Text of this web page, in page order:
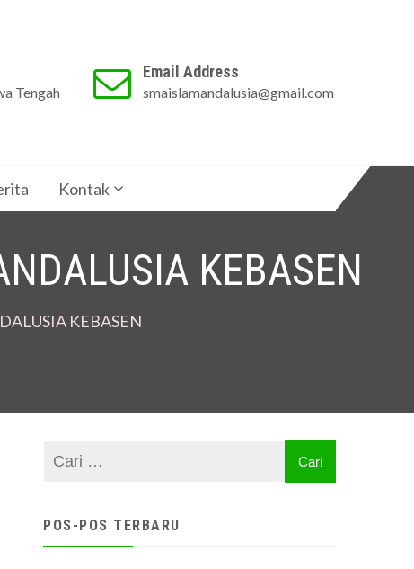
Tengah
Email Address
smaislamandalusia@gmail.com
Kontak
KEBASEN
KEBASEN
POS-POS TERBARU